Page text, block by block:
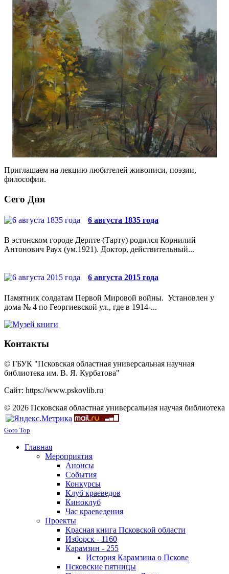
Приглашаем на лекцию любителей живописи, поэзии,
философии.
Сего Дня
6 августа 1835 года
В эстонском городе Дерпте (Тарту) родился Корнилий
Антонович Раух (ум.1921). Доктор, действительный...
6 августа 2015 года
Памятник солдатам Первой Мировой войны. Установлен у
дома № 4 по Георгиевской ул., где в 1914-...
Контакты
© ГБУК "Псковская областная универсальная научная
библиотека им. В. Я. Курбатова"
Сайт: https://www.pskovlib.ru
© 2026 Псковская областная универсальная научая библиотека
Goto Top
Главная
Мероприятия
Анонсы
События
Конкурсы
Клуб краеведов
Киноклуб
Час краеведения
Проекты
Красная книга Псковской области
Изборск - 1160
Карамзин - 255
История Карамзина о Пскове
Псковские пятницы